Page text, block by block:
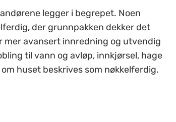
legger i begrepet. Noen
der grunnpakken dekker det
mer avansert innredning og utvendig
til vann og avløp, innkjørsel, hage
huset beskrives som nøkkelferdig.